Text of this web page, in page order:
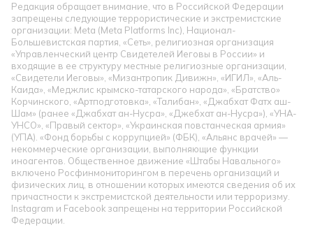
Редакция обращает внимание, что в Российской Федерации
запрещены следующие террористические и экстремистские
организации: Meta (Meta Platforms Inc), Национал-
Большевистская партия, «Сеть», религиозная организация
«Управленческий центр Свидетелей Иеговы в России» и
входящие в ее структуру местные религиозные организации,
«Свидетели Иеговы», «Мизантропик Дивижн», «ИГИЛ», «Аль-
Каида», «Меджлис крымско-татарского народа», «Братство»
Корчинского, «Артподготовка», «Талибан», «Джабхат Фатх аш-
Шам» (ранее «Джабхат ан-Нусра», «Джебхат ан-Нусра»), «УНА-
УНСО», «Правый сектор», «Украинская повстанческая армия»
(УПА). «Фонд борьбы с коррупцией» (ФБК), «Альянс врачей» —
некоммерческие организации, выполняющие функции
иноагентов. Общественное движение «Штабы Навального»
включено Росфинмониторингом в перечень организаций и
физических лиц, в отношении которых имеются сведения об их
причастности к экстремистской деятельности или терроризму.
Instagram и Facebook запрещены на территории Российской
Федерации.